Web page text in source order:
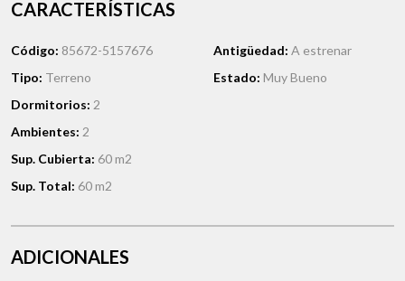
CARACTERÍSTICAS
Código: 85672-5157676
Tipo: Terreno
Dormitorios: 2
Ambientes: 2
Antigüedad: A estrenar
Estado: Muy Bueno
Sup. Cubierta: 60 m2
Sup. Total: 60 m2
ADICIONALES